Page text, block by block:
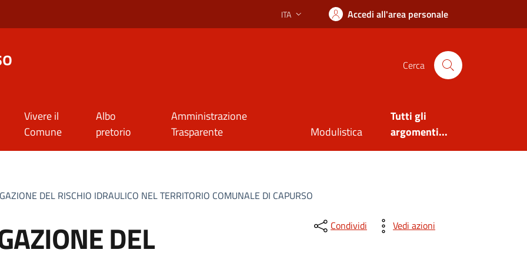
Lingua attiva:
ITA Accedi all'area personale
Cerca
Vivere il
Comune
Albo
pretorio
Amministrazione
Trasparente
Modulistica
Tutti gli
argomenti...
DEL RISCHIO IDRAULICO NEL TERRITORIO COMUNALE DI CAPURSO
DEL
Condividi Vedi azioni